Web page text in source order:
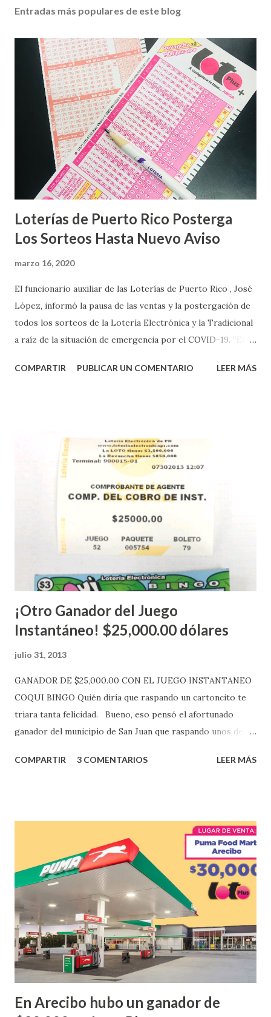
Entradas más populares de este blog
Loterías de Puerto Rico Posterga
Los Sorteos Hasta Nuevo Aviso
marzo 16, 2020
El funcionario auxiliar de las Loterías de Puerto Rico , José
López, informó la pausa de las ventas y la postergación de
todos los sorteos de la Lotería Electrónica y la Tradicional
a raíz de la situación de emergencia por el COVID-19. “En
proteger la salud de nuestros empleados, vendedores y
instantáneos”, indicó López. Sobre el sorteo de Powerball,
López explicó que el mismo se continuará realizando en los
Estados Unidos y los jugadores podrán conocer los
números ganadores del mismo a través de la página
aquellos con jugadas anticipadas de los sorteos locales (
Loto, Revancha, Pega 2, Pega 3 Pega 4 ) se les informará
Mientras, que l...
COMPARTIR PUBLICAR UN COMENTARIO LEER MÁS
¡Otro Ganador del Juego
Instantáneo! $25,000.00 dólares
julio 31, 2013
GANADOR DE $25,000.00 CON EL JUEGO INSTANTANEO
COQUI BINGO Quién diría que raspando un cartoncito te
triara tanta felicidad. Bueno, eso pensó el afortunado
ganador del municipio de San Juan que raspando unos de
obtuvo un premio de $25,000,00 dólares. Este es el anuncio
ganador fue vendido en la farmacia Yarimar de la
Urbanización Las Lomas en el Municipio de San Juan
¡Enhorabuena que lo disfrute!
...
COMPARTIR 3 COMENTARIOS LEER MÁS
En Arecibo hubo un ganador de